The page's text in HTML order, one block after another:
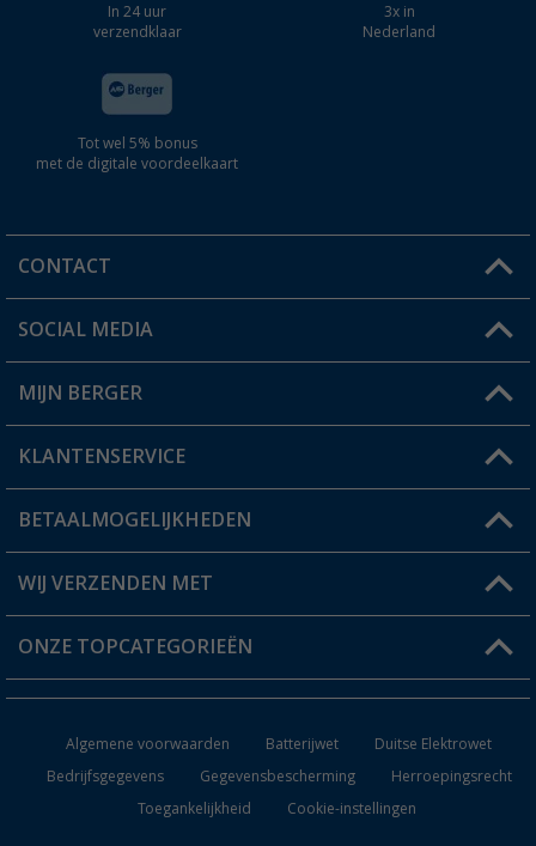
In 24 uur
verzendklaar
3x in
Nederland
Tot wel 5% bonus
met de digitale voordeelkaart
CONTACT
Een vraag?
Winkel vinden
SOCIAL MEDIA
MIJN BERGER
Mijn account
Status bestelling
Verlanglijstje
KLANTENSERVICE
FAQ & Contact
Verzendinformatie
Catalogus
BETAALMOGELIJKHEDEN
WIJ VERZENDEN MET
ONZE TOPCATEGORIEËN
Keukenaccessoires
Campingmeubilair
Algemene voorwaarden Batterijwet
Duitse Elektrowet
Bedrijfsgegevens
Gegevensbescherming
Herroepingsrecht
Toegankelijkheid
Cookie-instellingen